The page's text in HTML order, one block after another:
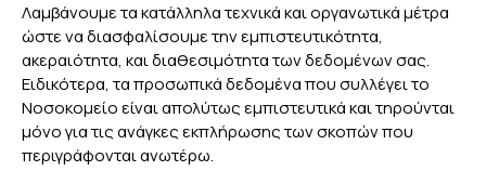
Λαμβάνουμε τα κατάλληλα τεχνικά και οργανωτικά μέτρα
ώστε να διασφαλίσουμε την εμπιστευτικότητα,
ακεραιότητα, και διαθεσιμότητα των δεδομένων σας.
Ειδικότερα, τα προσωπικά δεδομένα που συλλέγει το
Νοσοκομείο είναι απολύτως εμπιστευτικά και τηρούνται
μόνο για τις ανάγκες εκπλήρωσης των σκοπών που
περιγράφονται ανωτέρω.